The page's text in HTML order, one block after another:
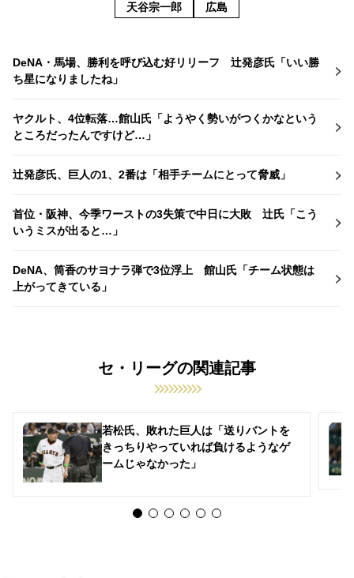
天谷宗一郎
広島
DeNA・馬場、勝利を呼び込む好リリーフ 辻発彦氏「いい勝
ち星になりましたね」
ヤクルト、4位転落…館山氏「ようやく勢いがつくかなという
ところだったんですけど…」
辻発彦氏、巨人の1、2番は「相手チームにとって脅威」
首位・阪神、今季ワーストの3失策で中日に大敗 辻氏「こう
いうミスが出ると…」
DeNA、筒香のサヨナラ弾で3位浮上 館山氏「チーム状態は
上がってきている」
セ・リーグの関連記事
若松氏、敗れた巨人は「送りバントを
きっちりやっていれば負けるようなゲ
ームじゃなかった」